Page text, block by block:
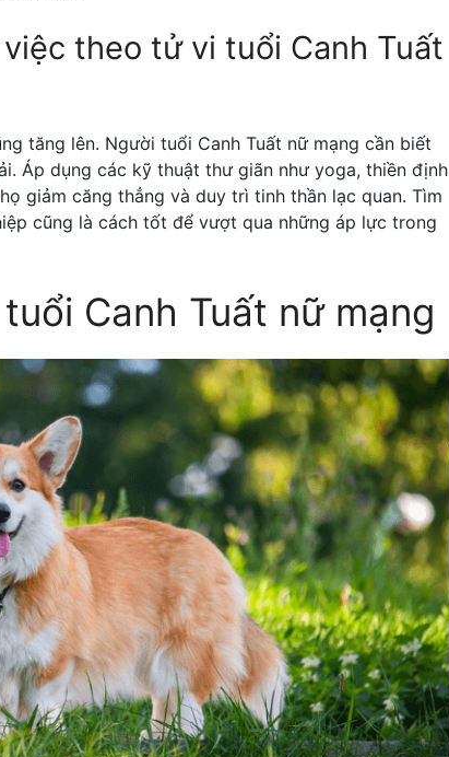
theo tử vi tuổi Canh Tuất
tăng lên. Người tuổi Canh Tuất nữ mạng cần biết
Áp dụng các kỹ thuật thư giãn như yoga, thiền định
giảm căng thẳng và duy trì tinh thần lạc quan. Tìm
cũng là cách tốt để vượt qua những áp lực trong
Canh Tuất nữ mạng